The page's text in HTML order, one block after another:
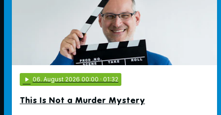
play_arrow 06. August 2026 00:00 · 01:32
This Is Not a Murder Mystery